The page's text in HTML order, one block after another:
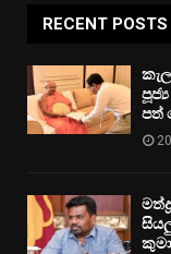
RECENT POSTS
පත්